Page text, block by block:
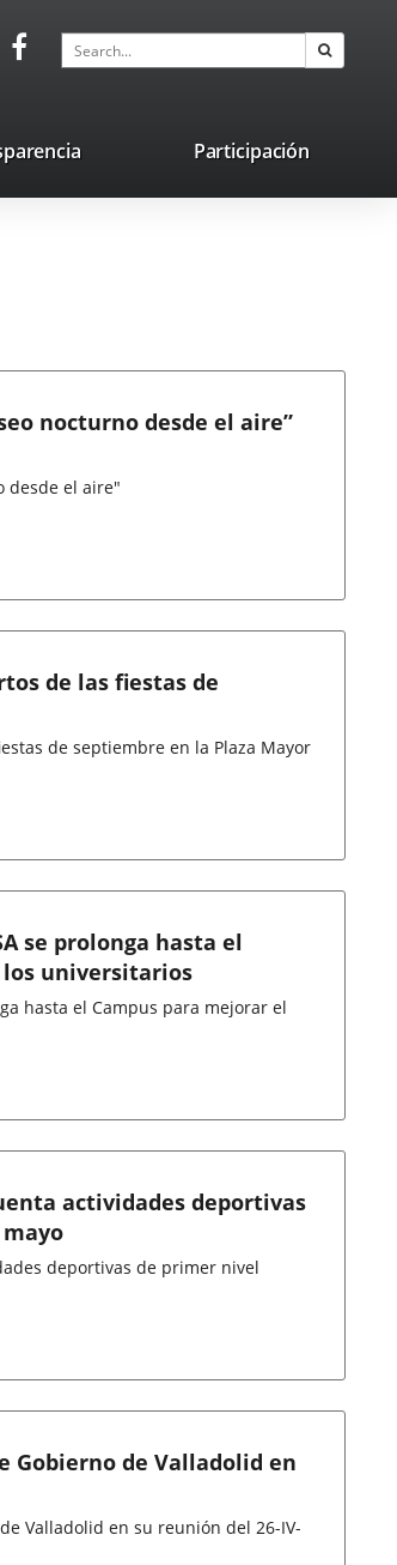
Link
application.
application.
Search
Participación
nocturno desde el aire”
desde el aire"
de las fiestas de
de septiembre en la Plaza Mayor
se prolonga hasta el
los universitarios
hasta el Campus para mejorar el
actividades deportivas
deportivas de primer nivel
Gobierno de Valladolid en
Valladolid en su reunión del 26-IV-